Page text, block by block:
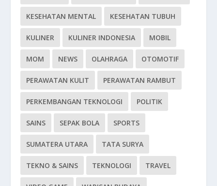
KESEHATAN MENTAL KESEHATAN TUBUH
KULINER KULINER INDONESIA MOBIL
MOM NEWS OLAHRAGA OTOMOTIF
PERAWATAN KULIT PERAWATAN RAMBUT
PERKEMBANGAN TEKNOLOGI POLITIK
SAINS SEPAK BOLA SPORTS
SUMATERA UTARA TATA SURYA
TEKNO & SAINS TEKNOLOGI TRAVEL